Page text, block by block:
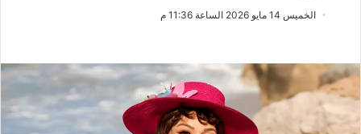
ب
ل
ى
X
س
ر
ي
د
ا
الخميس 14 مايو 2026 الساعة 11:36 م